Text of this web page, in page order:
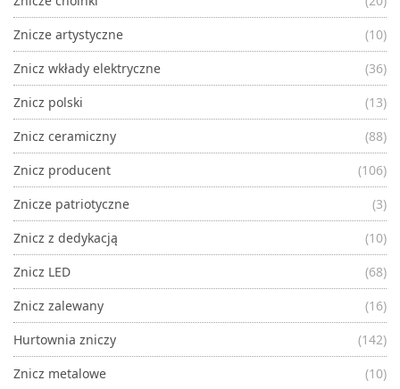
Znicze artystyczne
(10)
Znicz wkłady elektryczne
(36)
Znicz polski
(13)
Znicz ceramiczny
(88)
Znicz producent
(106)
Znicze patriotyczne
(3)
Znicz z dedykacją
(10)
Znicz LED
(68)
Znicz zalewany
(16)
Hurtownia zniczy
(142)
Znicz metalowe
(10)